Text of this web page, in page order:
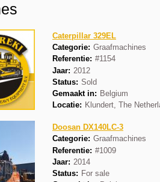
Caterpillar 329EL
Categorie: Graafmachines
Referentie: #1154
Jaar: 2012
Status: Sold
Gemaakt in: Belgium
Locatie: Klundert, The
Doosan DX140LC-3
Categorie: Graafmachines
Referentie: #1009
Jaar: 2014
Status: For sale